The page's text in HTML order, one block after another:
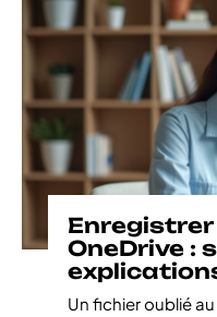
OneDrive :
Un fichier oublié